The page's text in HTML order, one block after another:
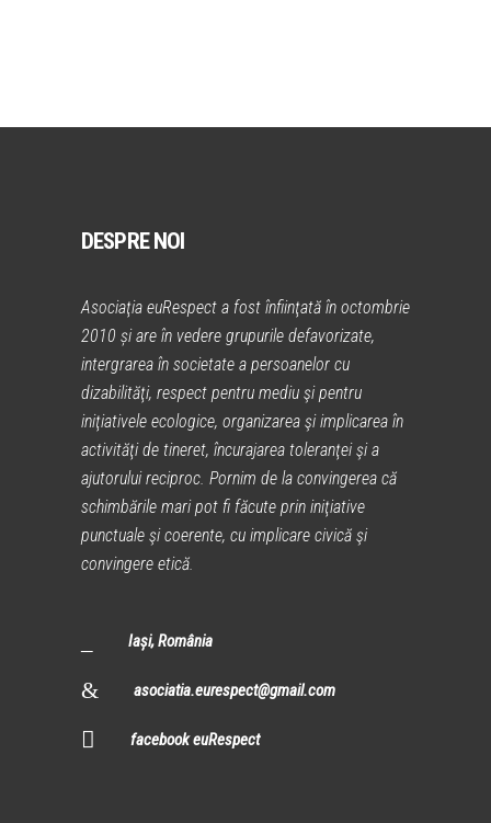
DESPRE NOI
Asociaţia euRespect a fost înfiinţată în octombrie
2010 și are în vedere grupurile defavorizate,
intergrarea în societate a persoanelor cu
dizabilităţi, respect pentru mediu şi pentru
iniţiativele ecologice, organizarea şi implicarea în
activităţi de tineret, încurajarea toleranţei şi a
ajutorului reciproc. Pornim de la convingerea că
schimbările mari pot fi făcute prin iniţiative
punctuale şi coerente, cu implicare civică şi
convingere etică.
Iași, România
asociatia.eurespect@gmail.com
facebook euRespect